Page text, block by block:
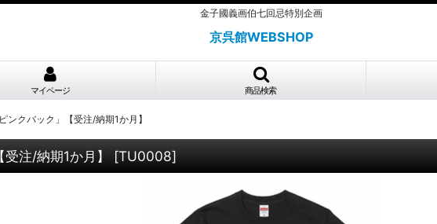
金子國義画伯七回忌特別企画
京呉館WEBSHOP
マイページ 商品検索
ンクバック」【受注/納期1か月】
注/納期1か月】 [TU0008]